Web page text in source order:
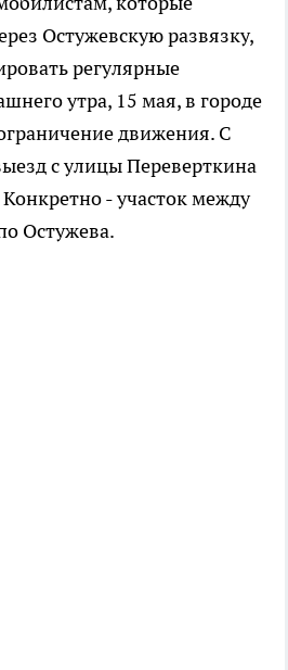
Остужевскую развязку,
регулярные
утра, 15 мая, в городе
движения. С
с улицы Переверткина
- участок между
Остужева.